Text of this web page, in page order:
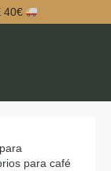
40€
para café